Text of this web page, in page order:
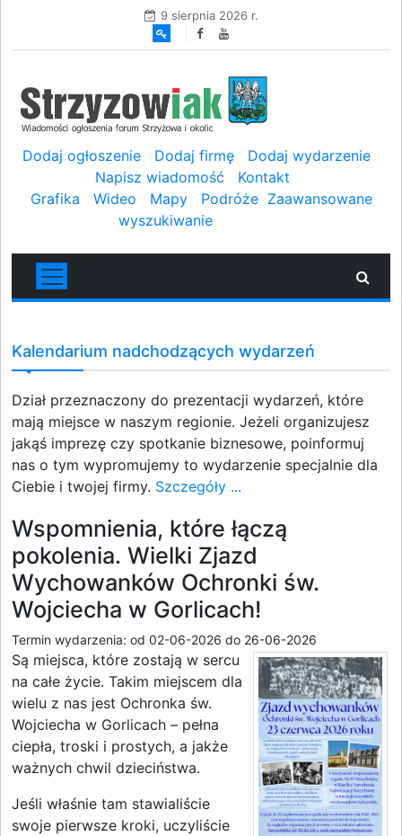
9 sierpnia 2026 r.
Dodaj ogłoszenie Dodaj firmę
Dodaj wydarzenie
Napisz wiadomość
Kontakt
Grafika
Wideo Mapy Podróże Zaawansowane
wyszukiwanie
Kalendarium nadchodzących wydarzeń
Dział przeznaczony do prezentacji wydarzeń, które
mają miejsce w naszym regionie. Jeżeli organizujesz
jakąś imprezę czy spotkanie biznesowe, poinformuj
nas o tym wypromujemy to wydarzenie specjalnie dla
Ciebie i twojej firmy. Szczegóły ...
Wspomnienia, które łączą
pokolenia. Wielki Zjazd
Wychowanków Ochronki św.
Wojciecha w Gorlicach!
Termin wydarzenia: od 02-06-2026 do 26-06-2026
Są miejsca, które zostają w sercu
na całe życie. Takim miejscem dla
wielu z nas jest Ochronka św.
Wojciecha w Gorlicach – pełna
ciepła, troski i prostych, a jakże
ważnych chwil dzieciństwa.
Jeśli właśnie tam stawialiście
swoje pierwsze kroki, uczyliście